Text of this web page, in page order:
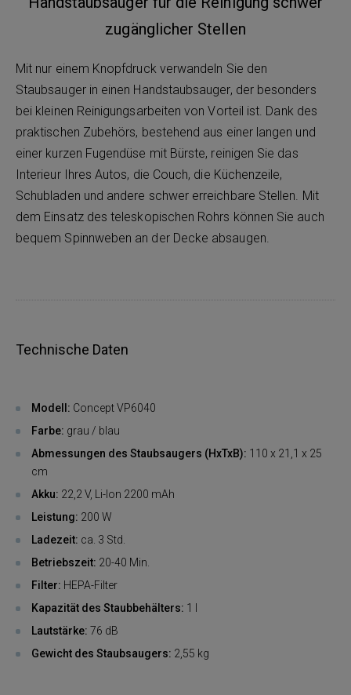
zugänglicher Stellen
Mit nur einem Knopfdruck verwandeln Sie den
Staubsauger in einen Handstaubsauger, der besonders
bei kleinen Reinigungsarbeiten von Vorteil ist. Dank des
praktischen Zubehörs, bestehend aus einer langen und
einer kurzen Fugendüse mit Bürste, reinigen Sie das
Interieur Ihres Autos, die Couch, die Küchenzeile,
Schubladen und andere schwer erreichbare Stellen. Mit
dem Einsatz des teleskopischen Rohrs können Sie auch
bequem Spinnweben an der Decke absaugen.
Technische Daten
Modell: Concept VP6040
Farbe: grau / blau
Abmessungen des Staubsaugers (HxTxB): 110 x 21,1 x 25
cm
Akku: 22,2 V, Li-Ion 2200 mAh
Leistung: 200 W
Ladezeit: ca. 3 Std.
Betriebszeit: 20-40 Min.
Filter: HEPA-Filter
Kapazität des Staubbehälters: 1 l
Lautstärke: 76 dB
Gewicht des Staubsaugers: 2,55 kg